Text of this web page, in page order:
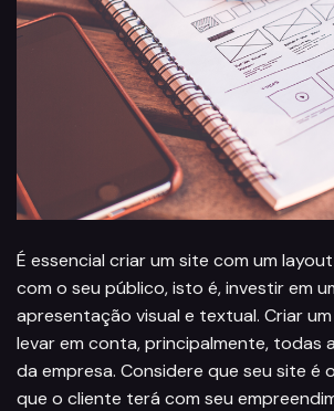
É essencial criar um site com um
com o seu público, isto é, investir em
apresentação visual e textual. Criar
levar em conta, principalmente, todas
da empresa. Considere que seu site é
que o cliente terá com seu